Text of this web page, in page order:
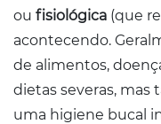
Dicas
de
Saúde
Fale
ou fisiológica (que
acontecendo.
de alimentos,
dietas severas, mas
uma higiene bucal